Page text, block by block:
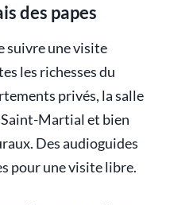
des papes
suivre une visite
les richesses du
privés, la salle
Saint-Martial et bien
Des audioguides
pour une visite libre.